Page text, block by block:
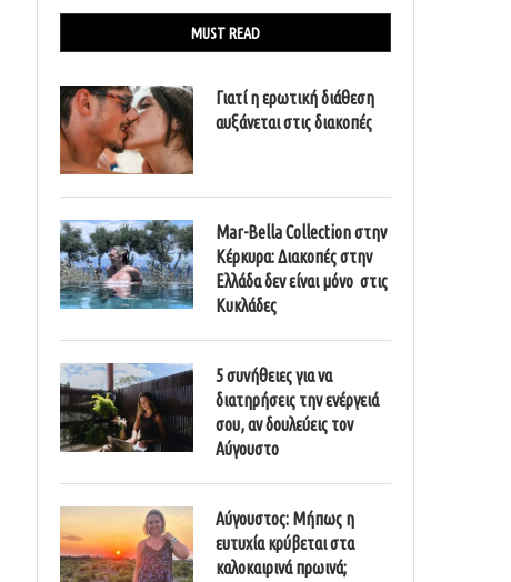
MUST READ
Γιατί η ερωτική διάθεση
αυξάνεται στις διακοπές
Mar-Bella Collection στην
Κέρκυρα: Διακοπές στην
Ελλάδα δεν είναι μόνο στις
Κυκλάδες
5 συνήθειες για να
διατηρήσεις την ενέργειά
σου, αν δουλεύεις τον
Αύγουστο
Αύγουστος: Μήπως η
ευτυχία κρύβεται στα
καλοκαιρινά πρωινά;